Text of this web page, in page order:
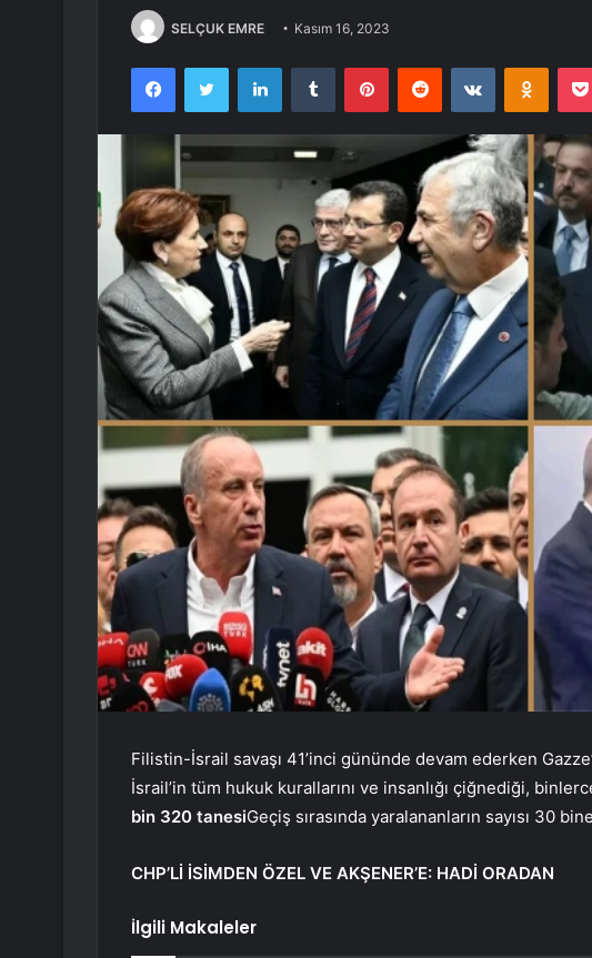
SELÇUK EMRE Kasım 16, 2023
FacebookTwitter LinkedInTumblr PinterestReddit VKontakte
Filistin-İsrail savaşı 41’inci gününde devam ederken
İsrail’in tüm hukuk kurallarını ve insanlığı çiğnediği,
bin 320 tanesiGeçiş sırasında yaralananların sayısı 30
CHP’Lİ İSİMDEN ÖZEL VE ​​AKŞENER’E: HADİ ORADAN
İlgili Makaleler